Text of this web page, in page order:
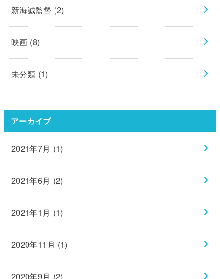
新海誠監督 (2)
映画 (8)
未分類 (1)
アーカイブ
2021年7月 (1)
2021年6月 (2)
2021年1月 (1)
2020年11月 (1)
2020年9月 (2)